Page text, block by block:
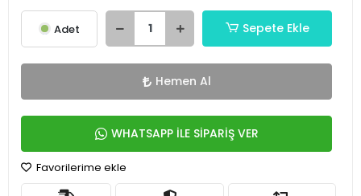
Adet Sepete Ekle
Hemen Al
WHATSAPP İLE SİPARİŞ VER
Favorilerime ekle